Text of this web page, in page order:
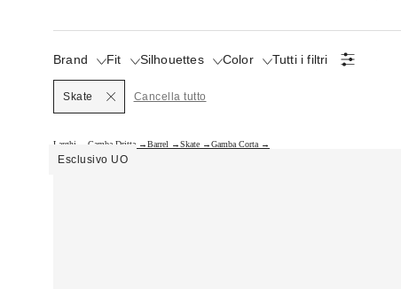
Brand Fit Silhouettes
Selezionato Color Tutti i filtri
Skate Cancella tutto
Larghi → Gamba Dritta →Barrel →Skate →Gamba Corta →
Esclusivo UO